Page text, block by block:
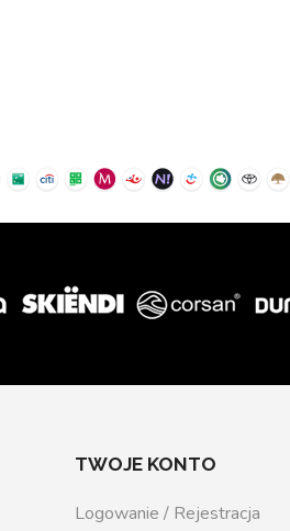
TWOJE KONTO
Logowanie / Rejestracja